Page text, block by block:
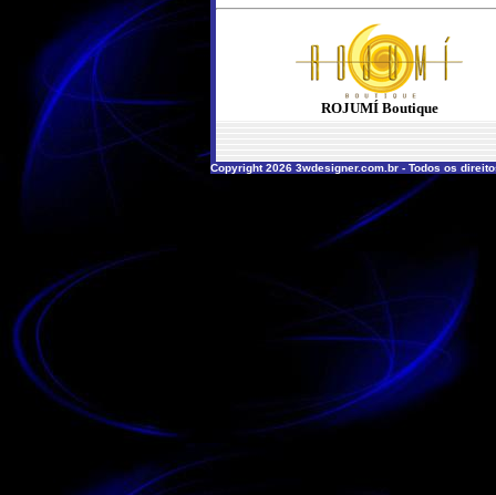
ROJUMÍ Boutique
Copyright 2026 3wdesigner.com.br - Todos os